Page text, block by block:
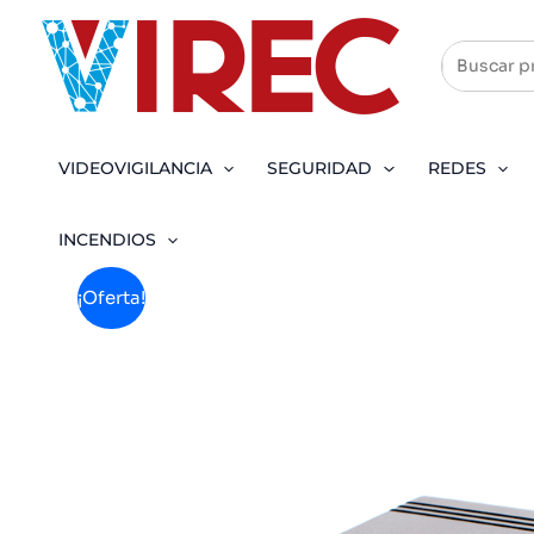
contenido
VIDEOVIGILANCIA SEGURIDAD REDES
INCENDIOS
¡Oferta!